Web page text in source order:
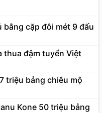
bằng cặp đôi mét 9 đấu
thua đậm tuyển Việt
triệu bảng chiêu mộ
Kone 50 triệu bảng